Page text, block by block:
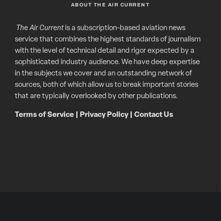
ABOUT THE AIR CURRENT
The Air Currentis a subscription-based aviation news
service that combines the highest standards of journalism
with the level of technical detail and rigor expected by a
sophisticated industry audience. We have deep expertise
in the subjects we cover and an outstanding network of
sources, both of which allow us to break important stories
that are typically overlooked by other publications.
Terms of Service Privacy Policy| Contact Us